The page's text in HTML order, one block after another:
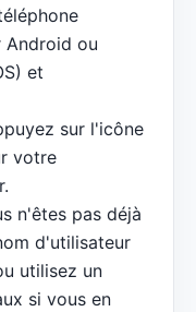
Android ou
et
sur l'icône
votre
n'êtes pas déjà
d'utilisateur
utilisez un
si vous en